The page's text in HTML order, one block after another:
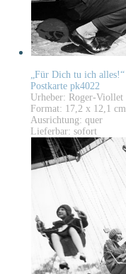
„Für Dich tu ich alles!“
Postkarte pk4022
Urheber: Roger-Viollet
Format: 17,2 x 12,1 cm
Ausrichtung: quer
Lieferbar: sofort